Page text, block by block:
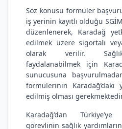
Söz konusu formüler
iş yerinin kayıtlı olduğu
düzenlenerek, Karadağ
edilmek üzere sigortalı
olarak verilir. Sağlık
faydalanabilmek için
sunucusuna
formülerinin
edilmiş olması
Karadağ’dan
görevlinin sağlık